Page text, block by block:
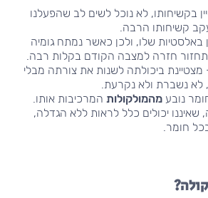
בקשיחותו, לא נוכל לשים לב שהפעלנו
קשיחותו הרבה.
באלסטיות שלו, ולכן כאשר נמתח גומיה
חזרה למצבה הקודם בקלות רבה.
מצטיינת ביכולתה לשנות את צורתה מבלי
לא נשברת ולא נקרעת.
נובע מהמולקולות המרכיבות אותו.
יכולים כלל לראות ללא הגדלה,
חומר.